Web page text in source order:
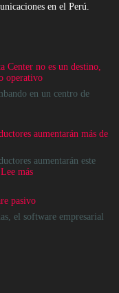
en el Perú.
Center no es un destino,
operativo
en un centro de
aumentarán más de
aumentarán este
Lee más:
por
semiconductores
pasivo
el software empresarial